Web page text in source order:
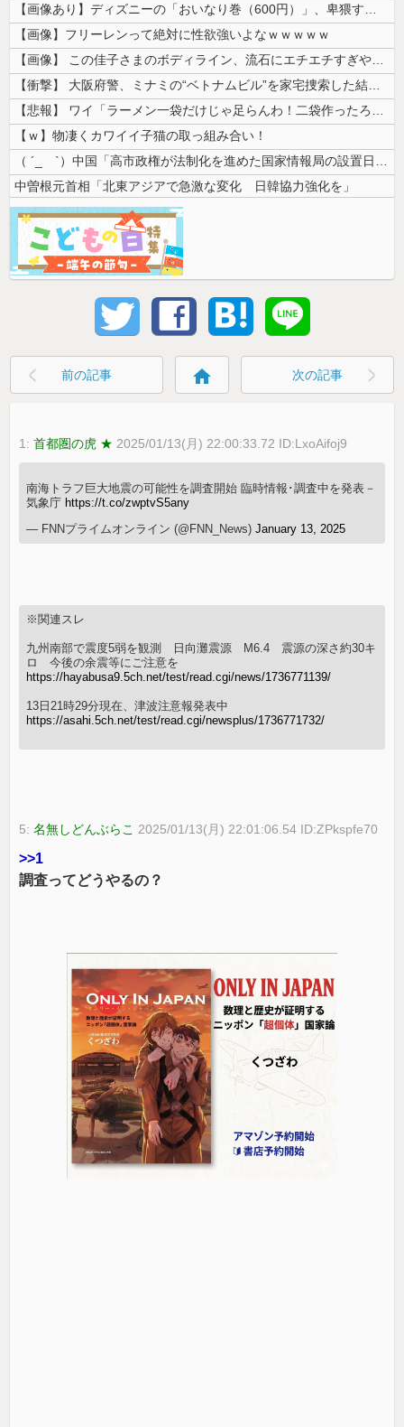
【画像あり】ディズニーの「おいなり巻（600円）」、卑猥すぎて賛否両論...
【画像】フリーレンって絶対に性欲強いよなｗｗｗｗｗ
【画像】 この佳子さまのボディライン、流石にエチエチすぎやろ！
【衝撃】 大阪府警、ミナミの“ベトナムビル”を家宅捜索した結果・・・・...
【悲報】 ワイ「ラーメン一袋だけじゃ足らんわ！二袋作ったろ！」→結果ｗ...
【ｗ】物凄くカワイイ子猫の取っ組み合い！
（ ´_ゝ`）中国「高市政権が法制化を進めた国家情報局の設置日が7月3...
中曽根元首相「北東アジアで急激な変化 日韓協力強化を」
前の記事 home 次の記事
1:首都圏の虎 ★ 2025/01/13(月) 22:00:33.72 ID:LxoAifoj9
南海トラフ巨大地震の可能性を調査開始 臨時情報･調査中を発表－
気象庁 https://t.co/zwptvS5any
— FNNプライムオンライン (@FNN_News)January 13, 2025
※関連スレ
九州南部で震度5弱を観測 日向灘震源 M6.4 震源の深さ約30キ
ロ 今後の余震等にご注意を
https://hayabusa9.5ch.net/test/read.cgi/news/1736771139/
13日21時29分現在、津波注意報発表中
https://asahi.5ch.net/test/read.cgi/newsplus/1736771732/
5:名無しどんぶらこ 2025/01/13(月) 22:01:06.54 ID:ZPkspfe70
>>1
調査ってどうやるの？